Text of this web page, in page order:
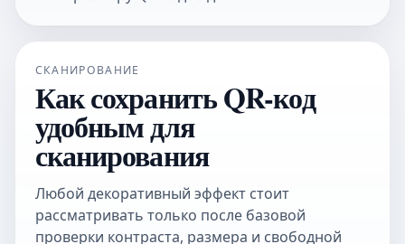
СКАНИРОВАНИЕ
Как сохранить QR-код
удобным для
сканирования
Любой декоративный эффект стоит
рассматривать только после базовой
проверки контраста, размера и свободной